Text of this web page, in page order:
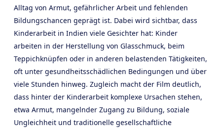
Alltag von Armut, gefährlicher Arbeit und fehlenden
Bildungschancen geprägt ist. Dabei wird sichtbar, dass
Kinderarbeit in Indien viele Gesichter hat: Kinder
arbeiten in der Herstellung von Glasschmuck, beim
Teppichknüpfen oder in anderen belastenden Tätigkeiten,
oft unter gesundheitsschädlichen Bedingungen und über
viele Stunden hinweg. Zugleich macht der Film deutlich,
dass hinter der Kinderarbeit komplexe Ursachen stehen,
etwa Armut, mangelnder Zugang zu Bildung, soziale
Ungleichheit und traditionelle gesellschaftliche